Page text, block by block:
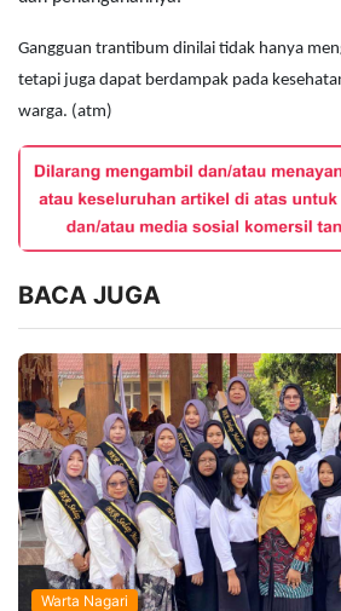
Gangguan trantibum dinilai tidak hanya
tetapi juga dapat berdampak pada
warga. (atm)
BACA JUGA
Warta Nagari